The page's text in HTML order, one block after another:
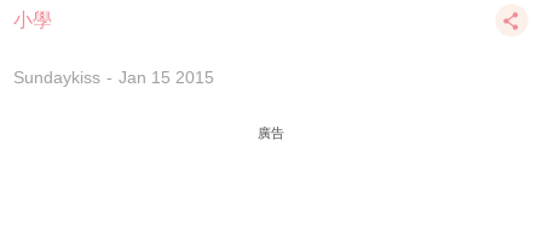
小學
Sundaykiss Jan 15 2015
廣告